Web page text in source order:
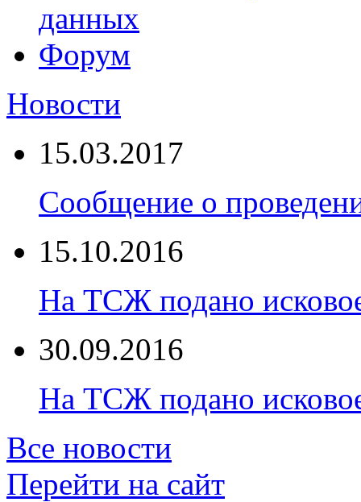
данных
Форум
Новости
15.03.2017
Сообщение о
15.10.2016
На ТСЖ подано
30.09.2016
На ТСЖ подано
Все новости
Перейти на сайт